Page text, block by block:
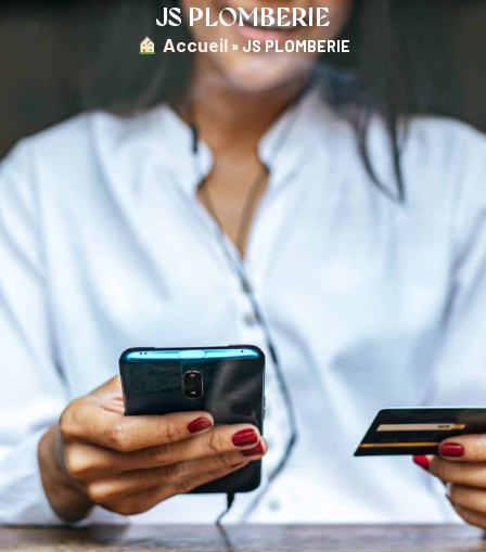
JS PLOMBERIE
︎ Accueil » JS PLOMBERIE